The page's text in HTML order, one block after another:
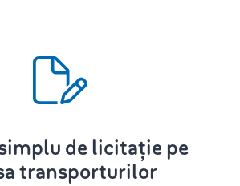
de licitație pe
transporturilor